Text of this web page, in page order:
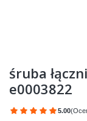
śruba
e0003822
5.00